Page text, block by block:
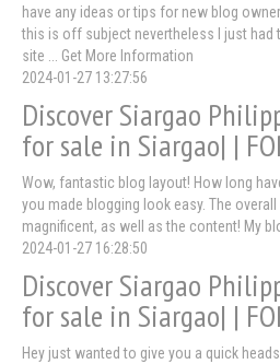
have any ideas or tips for new blog
this is off subject nevertheless I just had
site ... Get More Information
2024-01-27 13:27:56
Discover Siargao
for sale in Siargao| |
Wow, fantastic blog layout! How long
you made blogging look easy. The
magnificent, as well as the content! My
2024-01-27 16:28:50
Discover Siargao
for sale in Siargao| |
Hey just wanted to give you a quick